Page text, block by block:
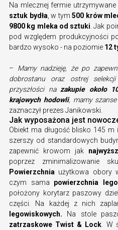
Na mlecznej fermie
sztuk bydła , w tym500 krów
9800 kg mleka od sztuki . Jak
pod względem produkcyjności
bardzo wysoko - na poziomie 12
– Mamy nadzieję, że po
dobrostanu oraz ostrej
przyszłości nazakupie około
krajowych hodowli, mamy
zaznaczył prezes Janikowski.
Jak wyposażona jest
Obiekt ma długość blisko 145
szerszy od standardowych
zapewnić krowom jak
poprzez zminimalizowanie
Powierzchnia użytkowa obory
czym sama powierzchnia
położony korytarz paszowy
części. Na każdej z nich
legowiskowych. Na stole
zatrzaskowe Twist & Lock . W